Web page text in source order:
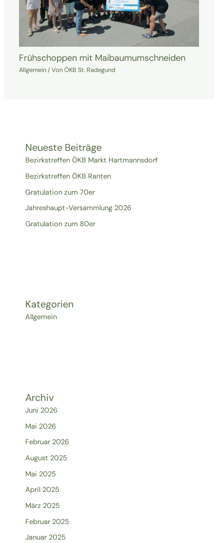
Frühschoppen mit Maibaumumschneiden
Allgemein/ VonÖKB St. Radegund
Neueste Beiträge
Bezirkstreffen ÖKB Markt Hartmannsdorf
Bezirkstreffen ÖKB Ranten
Gratulation zum 70er
Jahreshaupt-Versammlung 2026
Gratulation zum 80er
Kategorien
Allgemein
Archiv
Juni 2026
Mai 2026
Februar 2026
August 2025
Mai 2025
April 2025
März 2025
Februar 2025
Januar 2025